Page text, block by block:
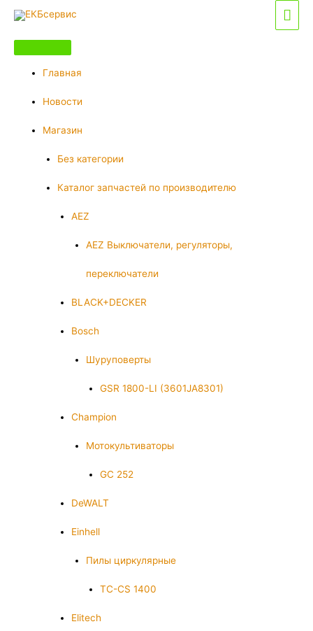
Перейти
содержимому
Главная
Новости
Магазин
Без категории
Каталог запчастей по производителю
AEZ
AEZ Выключатели, регуляторы,
переключатели
BLACK+DECKER
Bosch
Шуруповерты
GSR 1800-LI (3601JA8301)
Champion
Мотокультиваторы
GC 252
DeWALT
Einhell
Пилы циркулярные
TC-CS 1400
Elitech